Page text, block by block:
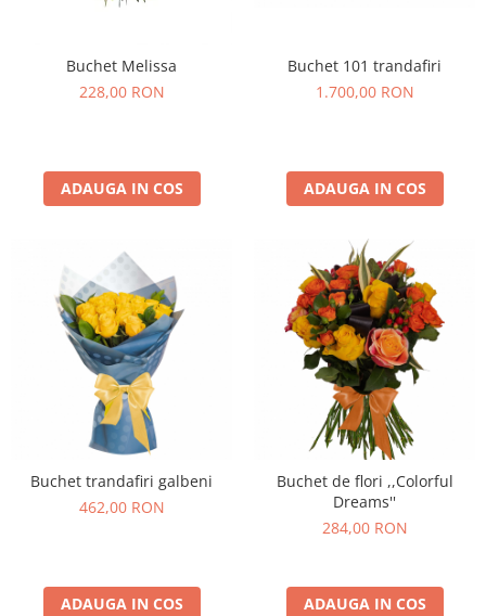
Buchet Melissa
228,00 RON
ADAUGA IN COS
Buchet 101 trandafiri
1.700,00 RON
ADAUGA IN COS
Buchet trandafiri galbeni
462,00 RON
ADAUGA IN COS
Buchet de flori ,,Colorful
Dreams''
284,00 RON
ADAUGA IN COS